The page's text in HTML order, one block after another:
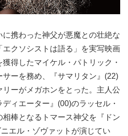
携わった神父が悪魔との壮絶な
クソシストは語る」を実写映画
得したマイケル・パトリック・
サーを務め、『サマリタン』(22)
ーがメガホンをとった。主人公
ィエーター』(00)のラッセル・
棒となるトマース神父を『ドン
エル・ゾヴァットが演じてい